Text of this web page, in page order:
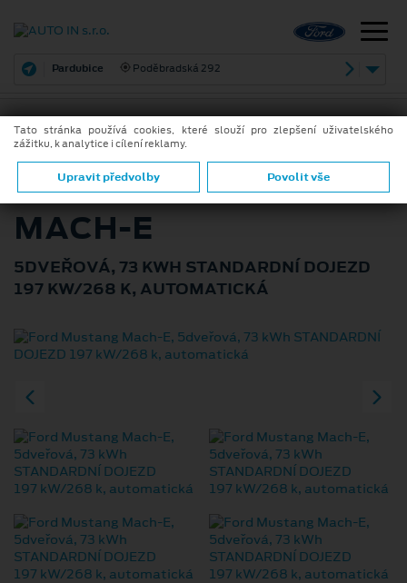
Pardubice Poděbradská 292
FORD MUSTANG
MACH-E
5DVEŘOVÁ, 73 KWH STANDARDNÍ DOJEZD
197 KW/268 K, AUTOMATICKÁ
Tato stránka používá cookies, které slouží pro zlepšení uživatelského
zážitku, k analytice i cílení reklamy.
Upravit předvolby Povolit vše